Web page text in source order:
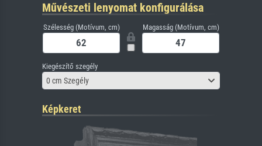
Művészeti lenyomat konfigurálása
Szélesség (Motívum, cm) Magasság (Motívum, cm)
Kiegészítő szegély
0 cm Szegély
Képkeret